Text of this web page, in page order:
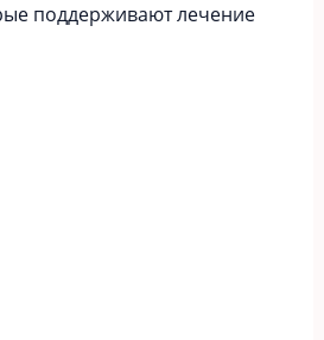
поддерживают лечение